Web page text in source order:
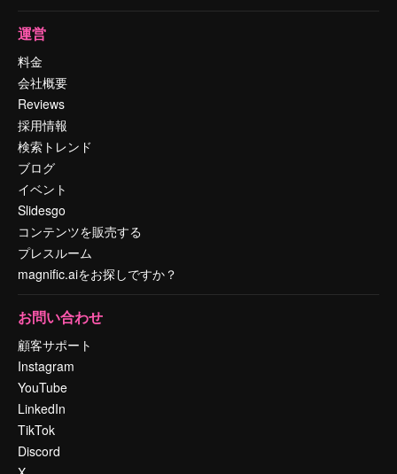
運営
料金
会社概要
Reviews
採用情報
検索トレンド
ブログ
イベント
Slidesgo
コンテンツを販売する
プレスルーム
magnific.aiをお探しですか？
お問い合わせ
顧客サポート
Instagram
YouTube
LinkedIn
TikTok
Discord